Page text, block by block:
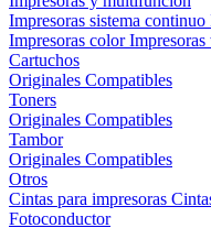
Impresoras sistema continuo
Impresoras color
Cartuchos
Originales Compatibles
Toners
Originales Compatibles
Tambor
Originales Compatibles
Otros
Cintas para impresoras
Fotoconductor